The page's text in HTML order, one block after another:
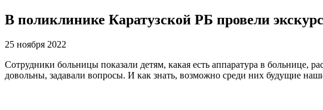
В поликлинике Каратузской РБ провели
25 ноября 2022
Сотрудники больницы показали детям, какая есть аппаратура в больнице,
довольны, задавали вопросы. И как знать, возможно среди них будущие